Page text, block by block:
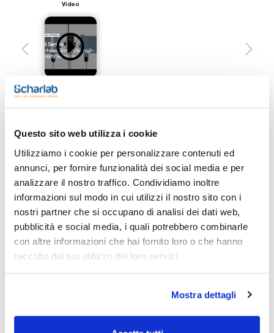
Questo sito web utilizza i cookie
Utilizziamo i cookie per personalizzare contenuti ed
annunci, per fornire funzionalità dei social media e per
analizzare il nostro traffico. Condividiamo inoltre
informazioni sul modo in cui utilizzi il nostro sito con i
nostri partner che si occupano di analisi dei dati web,
pubblicità e social media, i quali potrebbero combinarle
con altre informazioni che hai fornito loro o che hanno
raccolto dal tuo utilizzo dei loro servizi.
Mostra dettagli
Video
Stampa pagina prodotto
Caratteristiche
Modello : OHS 20 Digital
Velocità (rpm) : 30-2000
Volume di agitazione (l) : Hasta 25
Viscosità (mPa·s) : 10000
Potenza (W) : 190
Peso (kg) : 4,1
Dimensioni LxHxP (mm) : 90x285x235
Conf. (unità) : 1
I nuovi agitatori a bacchetta OHS Digital sono progettati per
offrire una potenza di agitazione all'avanguardia per le
difficili.
Timer per operazioni senza sorveglianza.
Semplice pulsante per navigare nel menu e
Vedi di più
Documentazione tecnica
Registrati per i download
Sicurezza